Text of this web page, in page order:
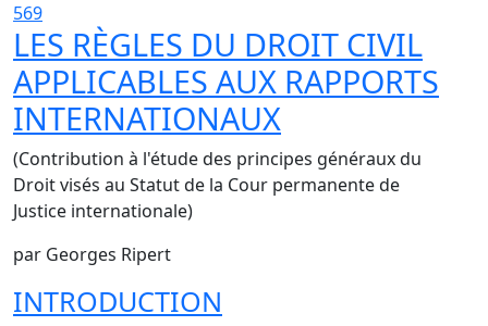
569
LES RÈGLES DU DROIT CIVIL
APPLICABLES AUX RAPPORTS
INTERNATIONAUX
(Contribution à l'étude des principes généraux du
Droit visés au Statut de la Cour permanente de
Justice internationale)
par Georges Ripert
INTRODUCTION